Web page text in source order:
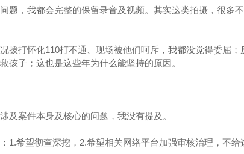
题，我都会完整的保留录音及视频。其实这类拍摄，很多
拨打怀化110打不通、现场被他们呵斥，我都没觉得委屈；
孩子；这也是这些年为什么能坚持的原因。
及案件本身及核心的问题，我没有提及。
1.希望彻查深挖，2.希望相关网络平台加强审核治理，不给